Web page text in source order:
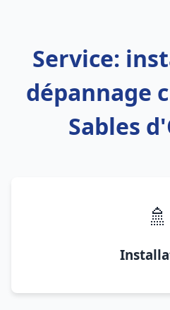
Service:
dépannage
Sables
🚿